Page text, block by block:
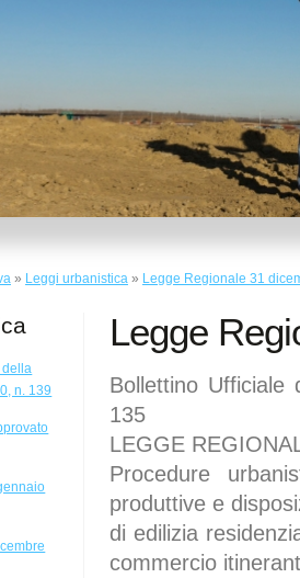
» Leggi urbanistica » Legge Regionale 31
della
n. 139
Legge
Bollettino Ufficiale
135
LEGGE
Procedure
produttive e
di edilizia
commercio